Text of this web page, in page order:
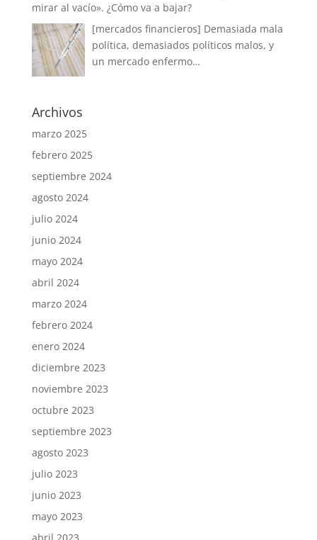
mirar al vacío». ¿Cómo va a bajar?
[mercados financieros] Demasiada mala
política, demasiados políticos malos, y
un mercado enfermo…
Archivos
marzo 2025
febrero 2025
septiembre 2024
agosto 2024
julio 2024
junio 2024
mayo 2024
abril 2024
marzo 2024
febrero 2024
enero 2024
diciembre 2023
noviembre 2023
octubre 2023
septiembre 2023
agosto 2023
julio 2023
junio 2023
mayo 2023